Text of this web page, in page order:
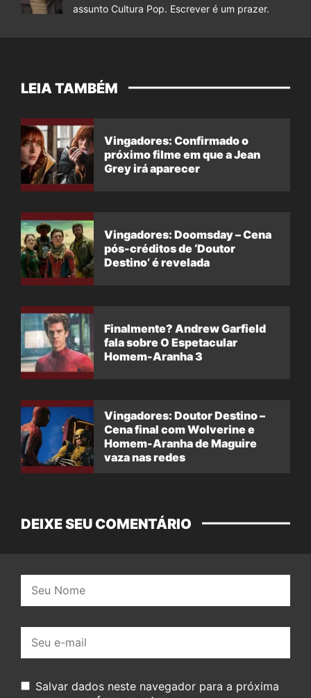
assunto Cultura Pop. Escrever é um prazer.
LEIA TAMBÉM
Vingadores: Confirmado o
próximo filme em que a Jean
Grey irá aparecer
Vingadores: Doomsday – Cena
pós-créditos de ‘Doutor
Destino’ é revelada
Finalmente? Andrew Garfield
fala sobre O Espetacular
Homem-Aranha 3
Vingadores: Doutor Destino –
Cena final com Wolverine e
Homem-Aranha de Maguire
vaza nas redes
DEIXE SEU COMENTÁRIO
mail:
Salvar dados neste navegador para a próxima